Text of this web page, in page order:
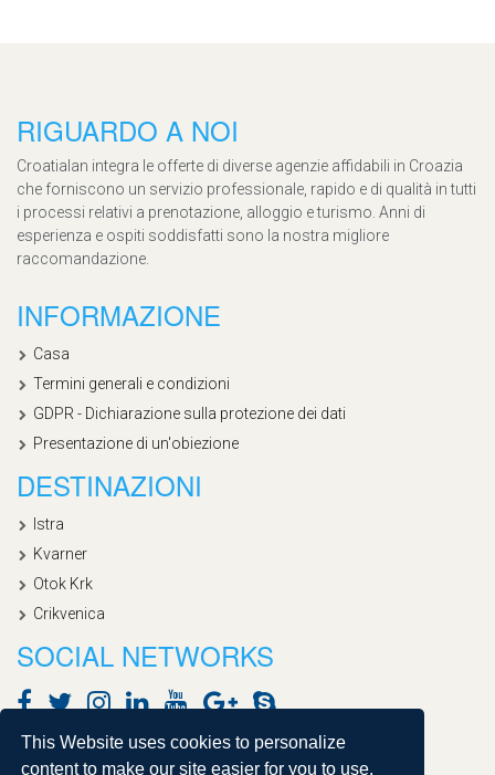
This Website uses cookies to personalize
content to make our site easier for you to use.
RIGUARDO A NOI
Croatialan integra le offerte di diverse agenzie affidabili in Croazia
che forniscono un servizio professionale, rapido e di qualità in tutti
i processi relativi a prenotazione, alloggio e turismo. Anni di
esperienza e ospiti soddisfatti sono la nostra migliore
raccomandazione.
INFORMAZIONE
Casa
Termini generali e condizioni
GDPR - Dichiarazione sulla protezione dei dati
Presentazione di un'obiezione
DESTINAZIONI
Istra
Kvarner
Otok Krk
Crikvenica
SOCIAL NETWORKS